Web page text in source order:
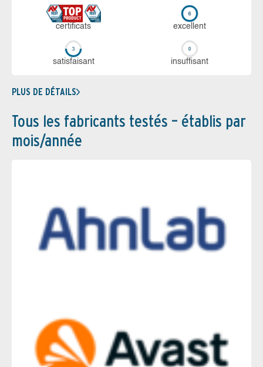
certi­ficats ex­cellent
sa­tis­fai­sant in­suf­fi­sant
PLUS DE DÉTAILS
Tous les fabricants testés – établis par
mois/année